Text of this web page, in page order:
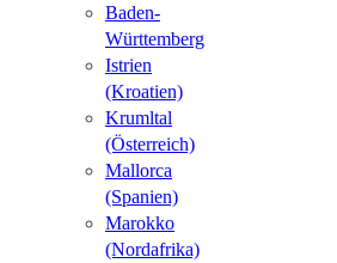
Baden-
Württemberg
Istrien
(Kroatien)
Krumltal
(Österreich)
Mallorca
(Spanien)
Marokko
(Nordafrika)